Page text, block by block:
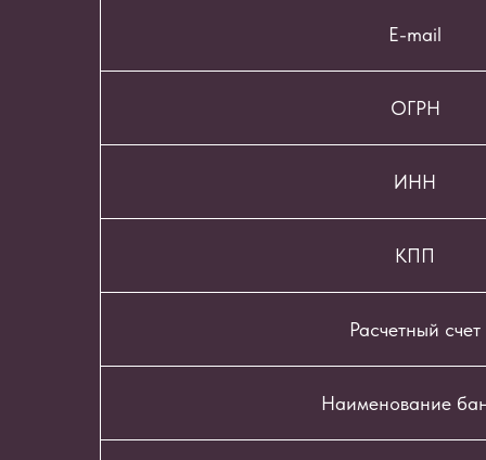
E-mail
ОГРН
ИНН
КПП
Расчетный счет
Наименование